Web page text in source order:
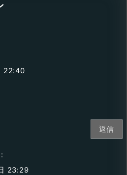
22:40
返信
23:29